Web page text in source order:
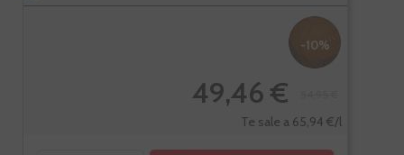
-10%
49,46 €
Te sale a 65,94 €/l